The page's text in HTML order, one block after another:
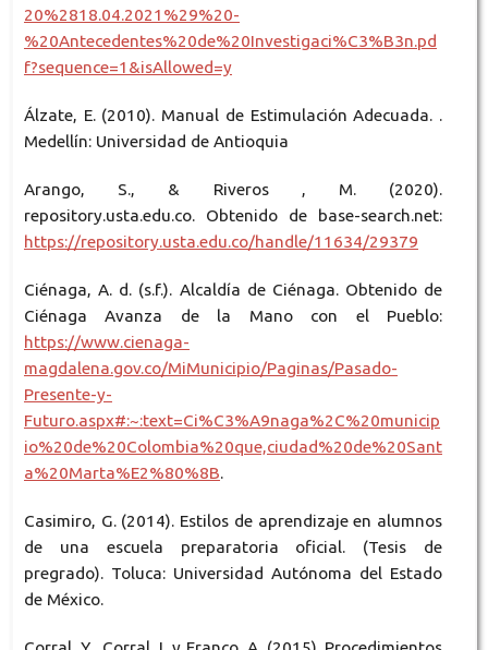
20%2818.04.2021%29%20-
%20Antecedentes%20de%20Investigaci%C3%B3n.pd
f?sequence=1&isAllowed=y
Álzate, E. (2010). Manual de Estimulación Adecuada. .
Medellín: Universidad de Antioquia
Arango, S., & Riveros , M. (2020).
repository.usta.edu.co. Obtenido de base-search.net:
https://repository.usta.edu.co/handle/11634/29379
Ciénaga, A. d. (s.f.). Alcaldía de Ciénaga. Obtenido de
Ciénaga Avanza de la Mano con el Pueblo:
https://www.cienaga-
magdalena.gov.co/MiMunicipio/Paginas/Pasado-
Presente-y-
Futuro.aspx#:~:text=Ci%C3%A9naga%2C%20municip
io%20de%20Colombia%20que,ciudad%20de%20Sant
a%20Marta%E2%80%8B.
Casimiro, G. (2014). Estilos de aprendizaje en alumnos
de una escuela preparatoria oficial. (Tesis de
pregrado). Toluca: Universidad Autónoma del Estado
de México.